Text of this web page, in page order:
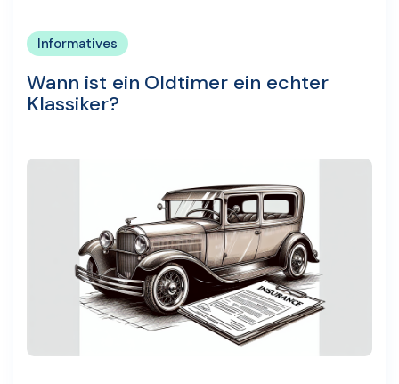
Informatives
Wann ist ein Oldtimer ein echter
Klassiker?